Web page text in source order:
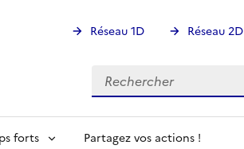
Réseau 1D Réseau 2D
Rechercher
Rechercher
forts Partagez vos actions !